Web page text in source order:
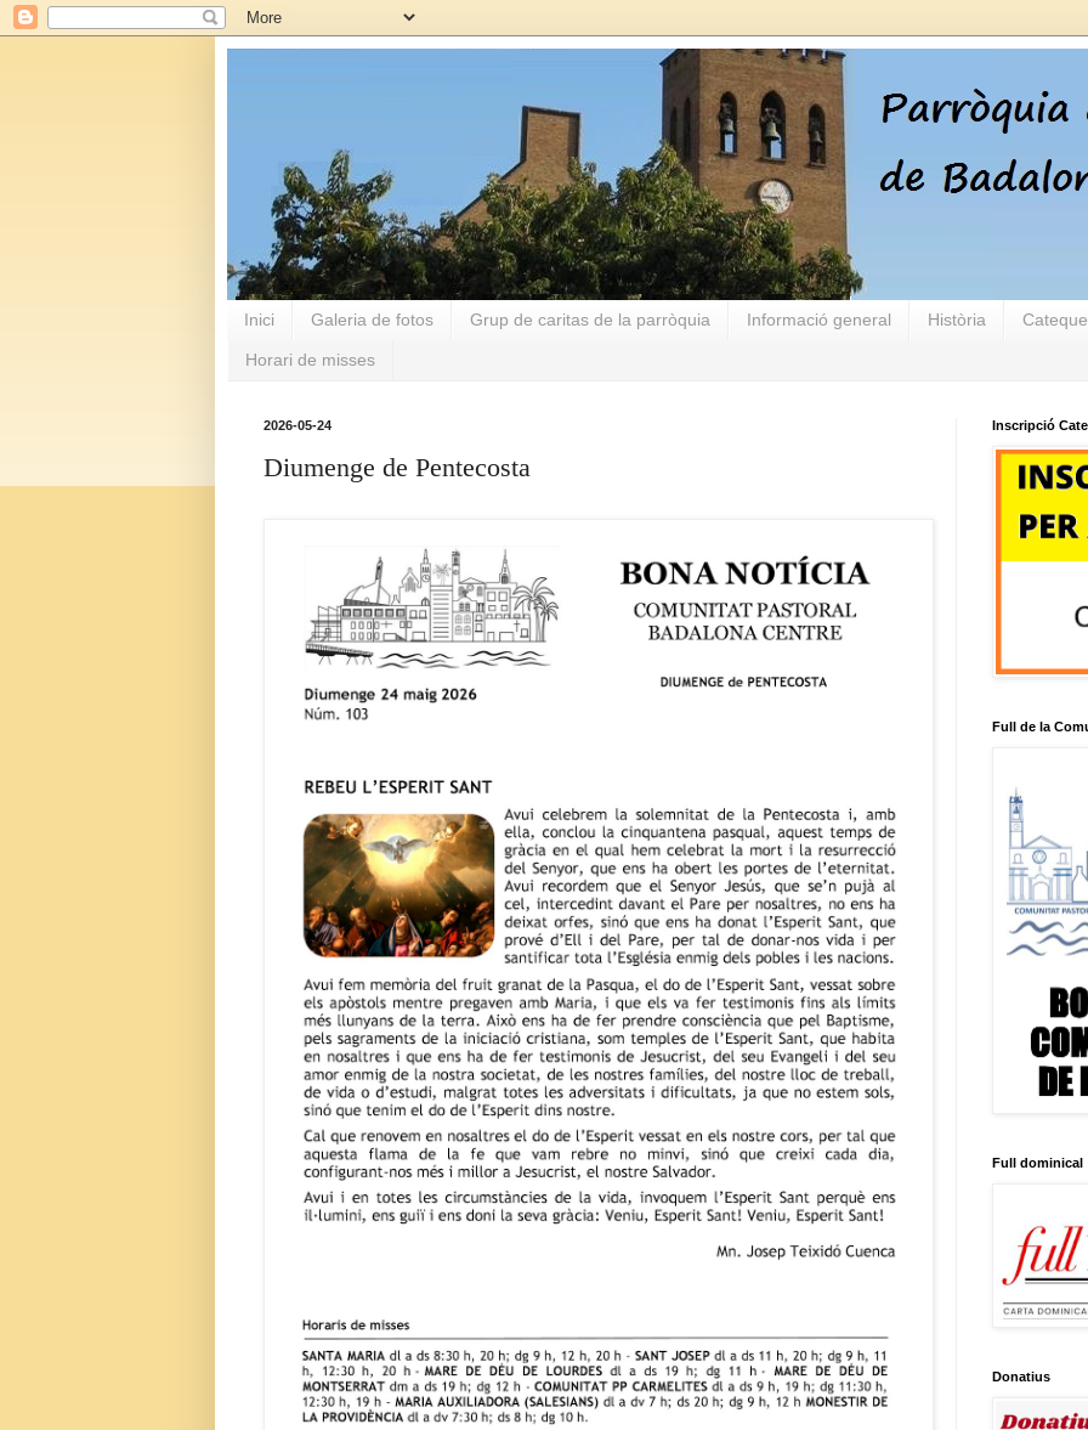
Inici Galeria de fotos Grup de caritas de la parròquia Informació general Història
Horari de misses
2026-05-24
Diumenge de Pentecosta
Inscripció
Full de la
Full dominical
Donatius